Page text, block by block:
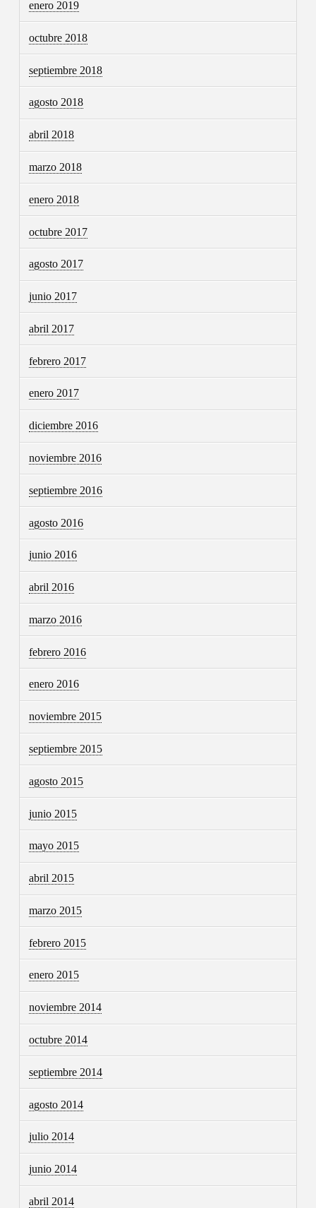
enero 2019
octubre 2018
septiembre 2018
agosto 2018
abril 2018
marzo 2018
enero 2018
octubre 2017
agosto 2017
junio 2017
abril 2017
febrero 2017
enero 2017
diciembre 2016
noviembre 2016
septiembre 2016
agosto 2016
junio 2016
abril 2016
marzo 2016
febrero 2016
enero 2016
noviembre 2015
septiembre 2015
agosto 2015
junio 2015
mayo 2015
abril 2015
marzo 2015
febrero 2015
enero 2015
noviembre 2014
octubre 2014
septiembre 2014
agosto 2014
julio 2014
junio 2014
abril 2014